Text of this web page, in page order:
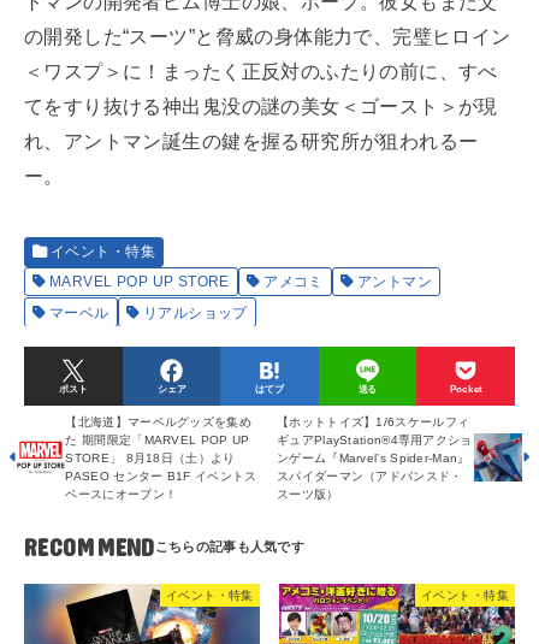
の開発した“スーツ”と脅威の身体能力で、完璧ヒロイン
＜ワスプ＞に！まったく正反対のふたりの前に、すべ
てをすり抜ける神出鬼没の謎の美女＜ゴースト＞が現
れ、アントマン誕生の鍵を握る研究所が狙われるー
ー。
イベント・特集
MARVEL POP UP STORE
アメコミ
アントマン
マーベル
リアルショップ
ポスト シェア はてブ 送る Pocket
【北海道】マーベルグッズを集め
た 期間限定「MARVEL POP UP
STORE」 8月18日（土）より
PASEO センター B1F イベントス
ペースにオープン！
【ホットトイズ】1/6スケールフィ
ギュアPlayStation®4専用アクショ
ンゲーム『Marvel’s Spider-Man』
スパイダーマン（アドバンスド・
スーツ版）
RECOMMEND
イベント・特集 イベント・特集